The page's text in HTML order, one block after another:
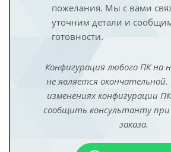
пожелания. Мы с вами
уточним детали и
готовности.
Конфигурация любого ПК на
не является
изменениях конфигурации
сообщить консультанту
заказа.